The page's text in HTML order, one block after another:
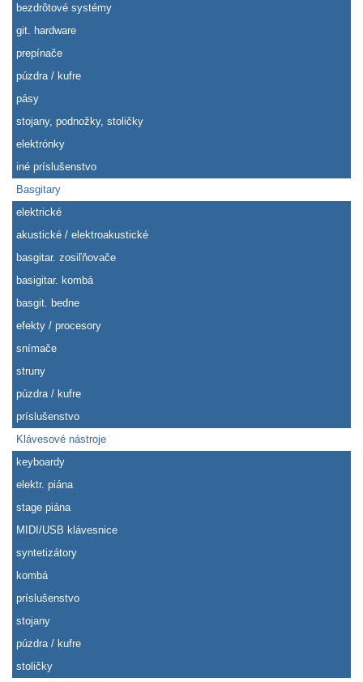
bezdrôtové systémy
git. hardware
prepínače
púzdra / kufre
pásy
stojany, podnožky, stoličky
elektrónky
iné príslušenstvo
Basgitary
elektrické
akustické / elektroakustické
basgitar. zosiľňovače
basigitar. kombá
basgit. bedne
efekty / procesory
snímače
struny
púzdra / kufre
príslušenstvo
Klávesové nástroje
keyboardy
elektr. piána
stage piána
MIDI/USB klávesnice
syntetizátory
kombá
príslušenstvo
stojany
púzdra / kufre
stoličky